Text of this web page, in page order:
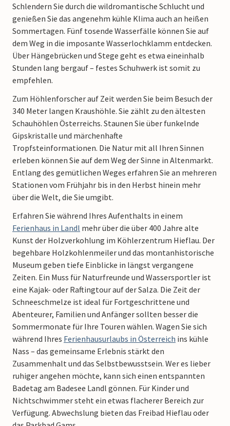
Schlendern Sie durch die wildromantische Schlucht und
genießen Sie das angenehm kühle Klima auch an heißen
Sommertagen. Fünf tosende Wasserfälle können Sie auf
dem Weg in die imposante Wasserlochklamm entdecken.
Über Hängebrücken und Stege geht es etwa eineinhalb
Stunden lang bergauf – festes Schuhwerk ist somit zu
empfehlen.
Zum Höhlenforscher auf Zeit werden Sie beim Besuch der
340 Meter langen Kraushöhle. Sie zählt zu den ältesten
Schauhöhlen Österreichs. Staunen Sie über funkelnde
Gipskristalle und märchenhafte
Tropfsteinformationen. Die Natur mit all Ihren Sinnen
erleben können Sie auf dem Weg der Sinne in Altenmarkt.
Entlang des gemütlichen Weges erfahren Sie an mehreren
Stationen vom Frühjahr bis in den Herbst hinein mehr
über die Welt, die Sie umgibt.
Erfahren Sie während Ihres Aufenthalts in einem
Ferienhaus in Landl mehr über die über 400 Jahre alte
Kunst der Holzverkohlung im Köhlerzentrum Hieflau. Der
begehbare Holzkohlenmeiler und das montanhistorische
Museum geben tiefe Einblicke in längst vergangene
Zeiten. Ein Muss für Naturfreunde und Wassersportler ist
eine Kajak- oder Raftingtour auf der Salza. Die Zeit der
Schneeschmelze ist ideal für Fortgeschrittene und
Abenteurer, Familien und Anfänger sollten besser die
Sommermonate für Ihre Touren wählen. Wagen Sie sich
während Ihres Ferienhausurlaubs in Österreich ins kühle
Nass – das gemeinsame Erlebnis stärkt den
Zusammenhalt und das Selbstbewusstsein. Wer es lieber
ruhiger angehen möchte, kann sich einen entspannten
Badetag am Badesee Landl gönnen. Für Kinder und
Nichtschwimmer steht ein etwas flacherer Bereich zur
Verfügung. Abwechslung bieten das Freibad Hieflau oder